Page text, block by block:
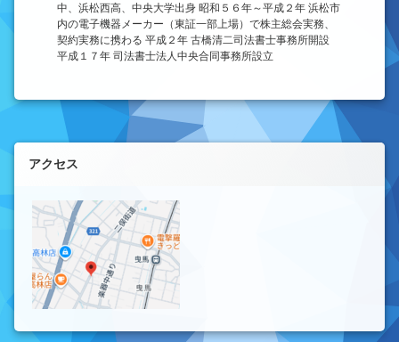
中、浜松西高、中央大学出身 昭和５６年～平成２年 浜松市
内の電子機器メーカー（東証一部上場）で株主総会実務、
契約実務に携わる 平成２年 古橋清二司法書士事務所開設
平成１７年 司法書士法人中央合同事務所設立
左サイドバー
アクセス